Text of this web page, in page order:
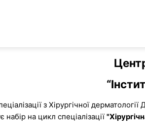
з Хірургічної дерматології
на цикл спеціалізації